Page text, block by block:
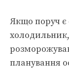
Якщо поруч є
холодильник,
планування